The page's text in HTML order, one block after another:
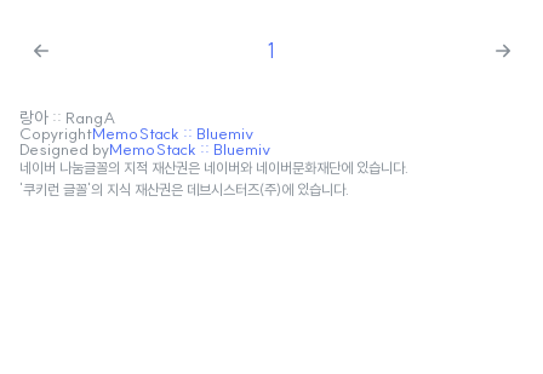
니에 물건을 담으려는 경우 세션 id 부여 이전 클라이언트에서
다. 서버는 DB에 정보를 저장한다. DB는 서버에세 session_id
를 반환한다. 서버는 session_id 를 암호화하고 Set Cookie 메
서드를 통해 쿠키에 담아 클라이언트에게 전달한다. 세션 id 부
1
랑아 :: RangA
CopyrightMemoStack :: Bluemiv
Designed byMemoStack :: Bluemiv
네이버 나눔글꼴의 지적 재산권은 네이버와 네이버문화재단에 있습니다.
'쿠키런 글꼴'의 지식 재산권은 데브시스터즈(주)에 있습니다.